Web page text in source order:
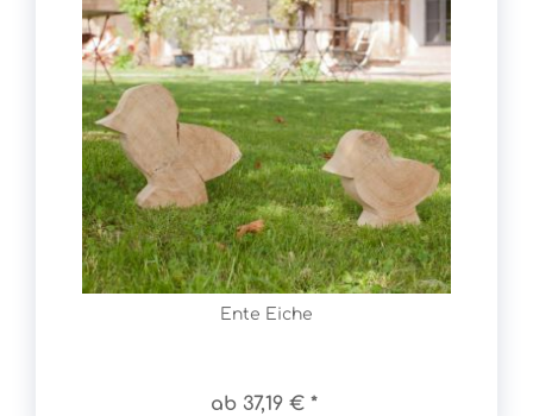
Ente Eiche
ab 37,19 € *